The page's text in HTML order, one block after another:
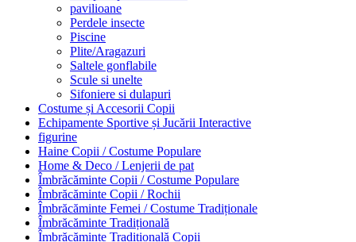
pavilioane
Perdele insecte
Piscine
Plite/Aragazuri
Saltele gonflabile
Scule si unelte
Sifoniere si dulapuri
Costume și Accesorii Copii
Echipamente Sportive și Jucării Interactive
figurine
Haine Copii / Costume Populare
Home & Deco / Lenjerii de pat
Îmbrăcăminte Copii / Costume Populare
Îmbrăcăminte Copii / Rochii
Îmbrăcăminte Femei / Costume Tradiționale
Îmbrăcăminte Tradițională
Îmbrăcăminte Tradițională Copii